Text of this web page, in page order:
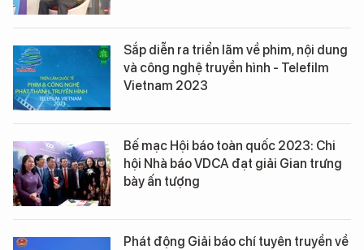
Sắp diễn ra triển lãm về phim, nội dung
và công nghệ truyền hình - Telefilm
Vietnam 2023
Bế mạc Hội báo toàn quốc 2023: Chi
hội Nhà báo VDCA đạt giải Gian trưng
bày ấn tượng
Phát động Giải báo chí tuyên truyền về